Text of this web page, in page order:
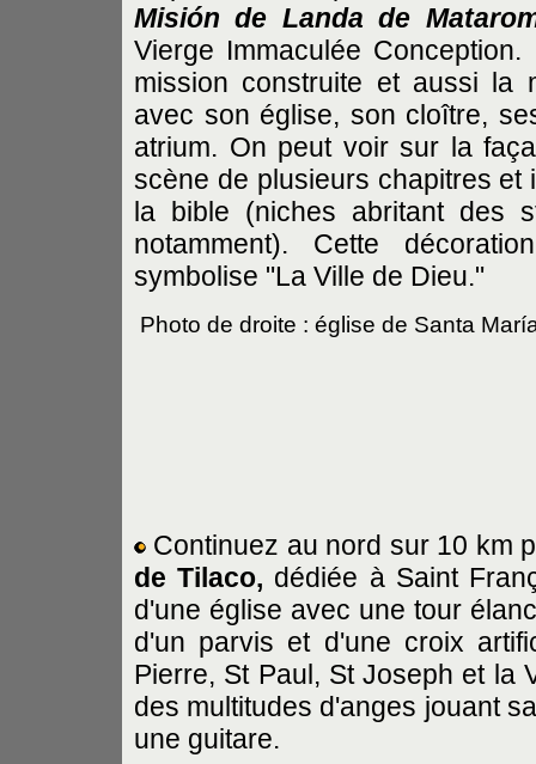
Misión de Landa de
Vierge Immaculée
mission construite et aussi la
avec son église, son cloître,
atrium. On peut voir sur la
scène de plusieurs chapitres et
la bible (niches abritant des
notamment). Cette
symbolise "La Ville de Dieu."
Photo de droite : église de Santa
Continuez au nord sur 10 km
de Tilaco, dédiée à Saint
d'une église avec une tour
d'un parvis et d'une croix
Pierre, St Paul, St Joseph et la
des multitudes d'anges jouant
une guitare.